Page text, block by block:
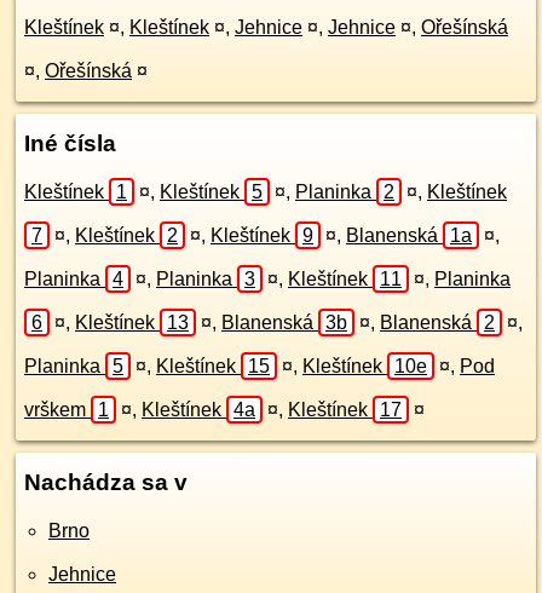
Kleštínek ¤, Kleštínek ¤, Jehnice ¤, Jehnice ¤, Ořešínská
¤, Ořešínská ¤
Iné čísla
Kleštínek 1 ¤, Kleštínek 5 ¤, Planinka 2 ¤, Kleštínek
7 ¤, Kleštínek 2 ¤, Kleštínek 9 ¤, Blanenská 1a ¤,
Planinka 4 ¤, Planinka 3 ¤, Kleštínek 11 ¤, Planinka
6 ¤, Kleštínek 13 ¤, Blanenská 3b ¤, Blanenská 2 ¤,
Planinka 5 ¤, Kleštínek 15 ¤, Kleštínek 10e ¤, Pod
vrškem 1 ¤, Kleštínek 4a ¤, Kleštínek 17 ¤
Nachádza sa v
Brno
Jehnice